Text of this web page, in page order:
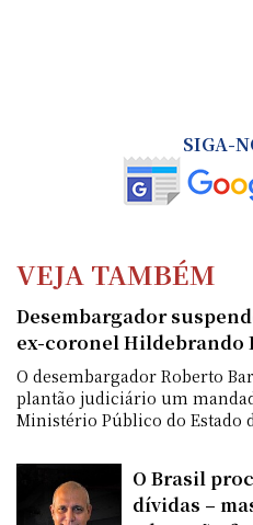
SIGA-
VEJA TAMBÉM
Desembargador
ex-coronel Hildebrando
O desembargador Roberto
plantão judiciário um
Ministério Público do Estado
O Brasil
dívidas –